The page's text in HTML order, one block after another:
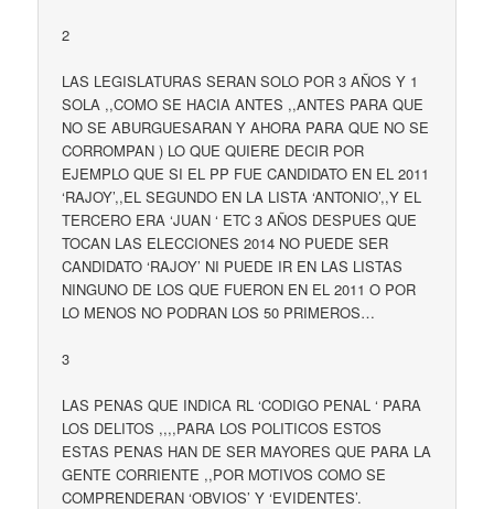
2
LAS LEGISLATURAS SERAN SOLO POR 3 AÑOS Y 1
SOLA ,,COMO SE HACIA ANTES ,,ANTES PARA QUE
NO SE ABURGUESARAN Y AHORA PARA QUE NO SE
CORROMPAN ) LO QUE QUIERE DECIR POR
EJEMPLO QUE SI EL PP FUE CANDIDATO EN EL 2011
‘RAJOY’,,EL SEGUNDO EN LA LISTA ‘ANTONIO’,,Y EL
TERCERO ERA ‘JUAN ‘ ETC 3 AÑOS DESPUES QUE
TOCAN LAS ELECCIONES 2014 NO PUEDE SER
CANDIDATO ‘RAJOY’ NI PUEDE IR EN LAS LISTAS
NINGUNO DE LOS QUE FUERON EN EL 2011 O POR
LO MENOS NO PODRAN LOS 50 PRIMEROS…
3
LAS PENAS QUE INDICA RL ‘CODIGO PENAL ‘ PARA
LOS DELITOS ,,,,PARA LOS POLITICOS ESTOS
ESTAS PENAS HAN DE SER MAYORES QUE PARA LA
GENTE CORRIENTE ,,POR MOTIVOS COMO SE
COMPRENDERAN ‘OBVIOS’ Y ‘EVIDENTES’.